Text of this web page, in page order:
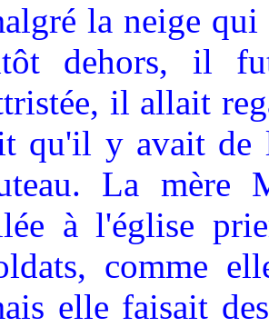
la neige
dehors, il
il allait
qu'il y avait de
La mère
à l'église
comme
elle faisait